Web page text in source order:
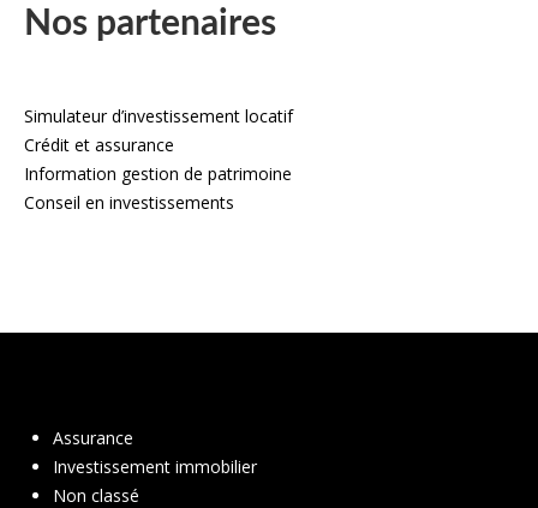
Nos partenaires
Simulateur d’investissement locatif
Crédit et assurance
Information gestion de patrimoine
Conseil en investissements
Assurance
Investissement immobilier
Non classé